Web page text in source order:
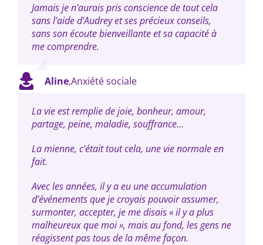
Jamais je n’aurais pris conscience de tout cela
sans l’aide d’Audrey et ses précieux conseils,
sans son écoute bienveillante et sa capacité à
me comprendre.
Aline,Anxiété sociale
La vie est remplie de joie, bonheur, amour,
partage, peine, maladie, souffrance…
La mienne, c’était tout cela, une vie normale en
fait.
Avec les années, il y a eu une accumulation
d’événements que je croyais pouvoir assumer,
surmonter, accepter, je me disais « il y a plus
malheureux que moi », mais au fond, les gens ne
réagissent pas tous de la même façon.